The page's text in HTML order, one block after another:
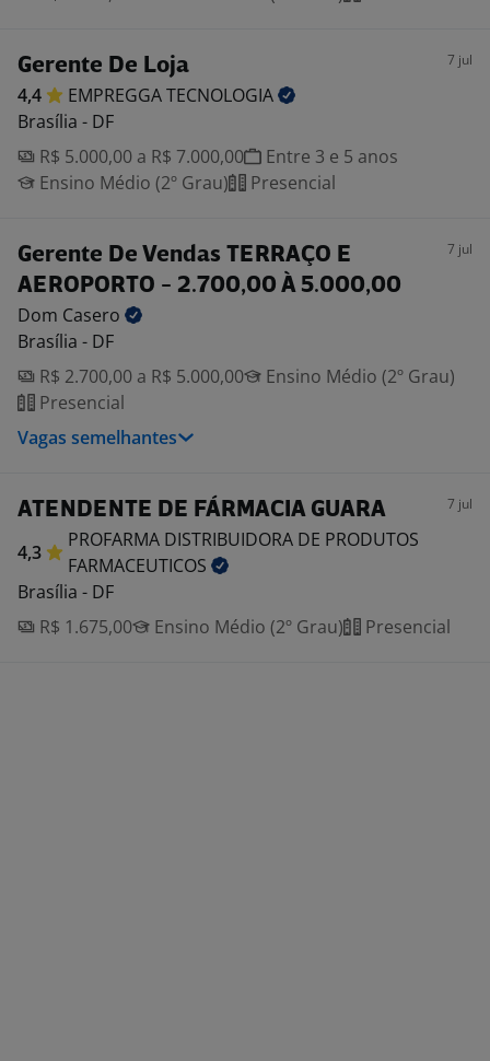
Gerente De Loja 7 jul
4,4 EMPREGGATECNOLOGIA
Brasília - DF
R$ 5.000,00 a R$ 7.000,00
Entre 3 e 5 anos
Ensino Médio (2º Grau)
Presencial
Gerente De Vendas TERRAÇO E
AEROPORTO - 2.700,00 À 5.000,00
7 jul
Dom Casero
Brasília - DF
R$ 2.700,00 a R$ 5.000,00
Ensino Médio (2º Grau)
Presencial
Vagas semelhantes
ATENDENTE DE FÁRMACIA GUARA 7 jul
4,3
PROFARMA DISTRIBUIDORA DE PRODUTOS
FARMACEUTICOS
Brasília - DF
R$ 1.675,00
Ensino Médio (2º Grau) Presencial